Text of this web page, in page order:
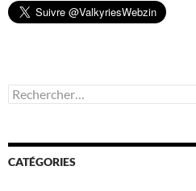
Rechercher :
CATÉGORIES